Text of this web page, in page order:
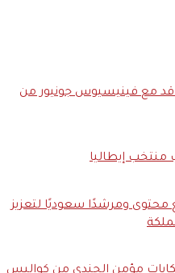
مع فينيسيوس جونيور من
منتخب إيطاليا
يؤهل 45 صانع محتوى ومرشدًا سعوديًا لتعزيز